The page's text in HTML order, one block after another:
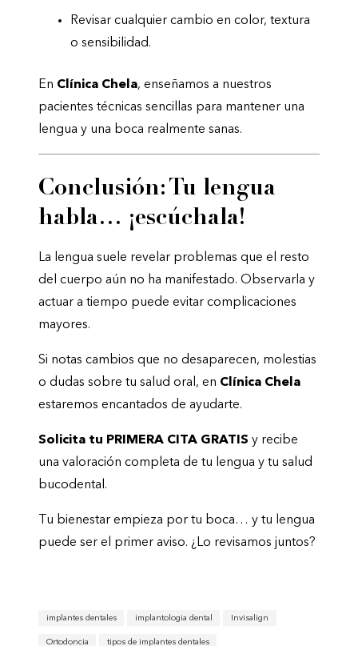
Revisar cualquier cambio en color, textura
o sensibilidad.
En Clínica Chela, enseñamos a nuestros
pacientes técnicas sencillas para mantener una
lengua y una boca realmente sanas.
Conclusión: Tu lengua
habla… ¡escúchala!
La lengua suele revelar problemas que el resto
del cuerpo aún no ha manifestado. Observarla y
actuar a tiempo puede evitar complicaciones
mayores.
Si notas cambios que no desaparecen, molestias
o dudas sobre tu salud oral, en Clínica Chela
estaremos encantados de ayudarte.
Solicita tu PRIMERA CITA GRATIS y recibe
una valoración completa de tu lengua y tu salud
bucodental.
Tu bienestar empieza por tu boca… y tu lengua
puede ser el primer aviso. ¿Lo revisamos juntos?
implantes dentales implantologia dental Invisalign
Ortodoncia tipos de implantes dentales